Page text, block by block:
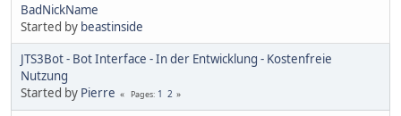
BadNickName
Started by beastinside
JTS3Bot - Bot Interface - In der Entwicklung - Kostenfreie
Nutzung
Started by Pierre Pages 1 2